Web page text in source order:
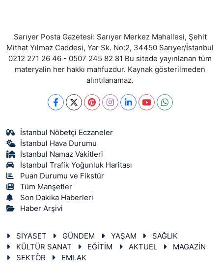
Sarıyer Posta Gazetesi: Sarıyer Merkez Mahallesi, Şehit
Mithat Yılmaz Caddesi, Yar Sk. No:2, 34450 Sarıyer/İstanbul
0212 271 26 46 - 0507 245 82 81 Bu sitede yayınlanan tüm
materyalin her hakkı mahfuzdur. Kaynak gösterilmeden
alıntılanamaz.
İstanbul Nöbetçi Eczaneler
İstanbul Hava Durumu
İstanbul Namaz Vakitleri
İstanbul Trafik Yoğunluk Haritası
Puan Durumu ve Fikstür
Tüm Manşetler
Son Dakika Haberleri
Haber Arşivi
SİYASET GÜNDEM YAŞAM
SAĞLIK
KÜLTÜR SANAT
EĞİTİM AKTUEL
MAGAZİN
SEKTÖR
EMLAK